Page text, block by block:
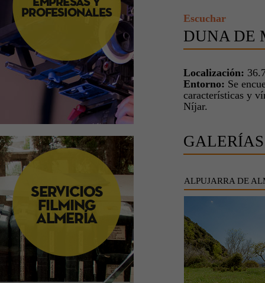
Escuchar
DUNA DE
Localización:
Entorno: Se
características y
Níjar.
ALPUJARRA DE